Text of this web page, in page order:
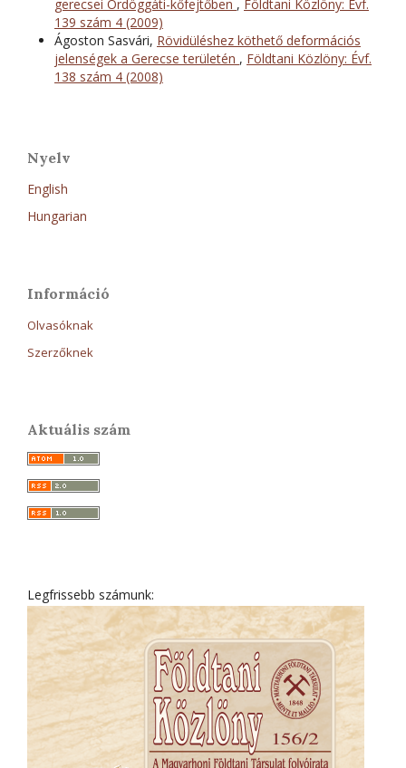
gerecsei Ördöggáti-kőfejtőben , Földtani Közlöny: Évf.
139 szám 4 (2009)
Ágoston Sasvári, Rövidüléshez köthető deformációs
jelenségek a Gerecse területén , Földtani Közlöny: Évf.
138 szám 4 (2008)
Nyelv
English
Hungarian
Információ
Olvasóknak
Szerzőknek
Aktuális szám
Legfrissebb számunk: